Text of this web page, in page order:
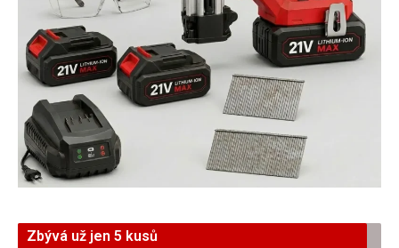
Zbývá už jen 5 kusů